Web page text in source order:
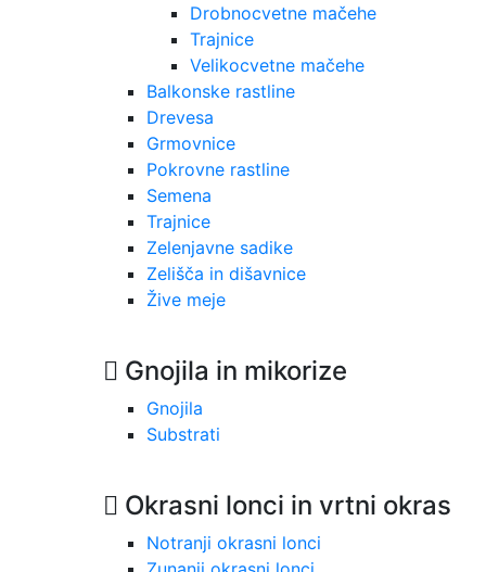
Drobnocvetne mačehe
Trajnice
Velikocvetne mačehe
Balkonske rastline
Drevesa
Grmovnice
Pokrovne rastline
Semena
Trajnice
Zelenjavne sadike
Zelišča in dišavnice
Žive meje
Gnojila in mikorize
Gnojila
Substrati
Okrasni lonci in vrtni okras
Notranji okrasni lonci